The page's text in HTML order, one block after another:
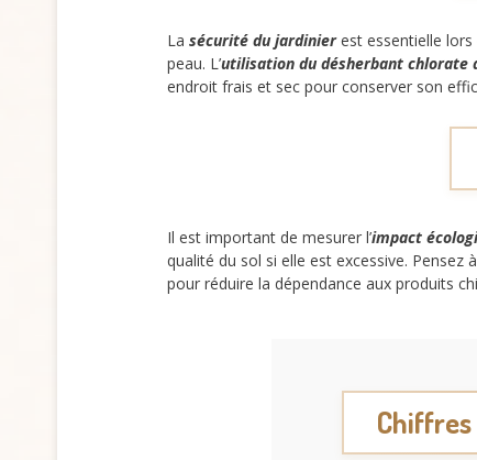
La sécurité du jardinierest essentielle lors
peau. L’utilisation du désherbant chlorate
endroit frais et sec pour conserver son
Il est important de mesurer l’impact
qualité du sol si elle est excessive. Pensez
pour réduire la dépendance aux produits